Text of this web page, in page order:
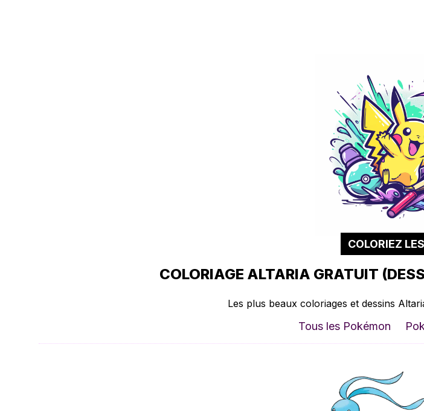
COLORIEZ
COLORIAGE ALTARIA GRATUIT
Les plus beaux coloriages et dessins
Tous les Pokémon